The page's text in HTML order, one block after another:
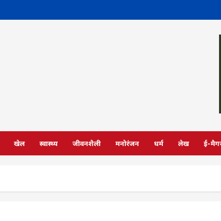
खेल स्वास्थ्य जीवनशैली मनोरंजन धर्म लेख ई-